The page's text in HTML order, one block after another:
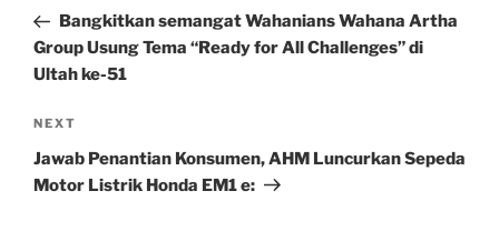
PostBangkitkan semangat Wahanians Wahana Artha
Group Usung Tema “Ready for All Challenges” di
Ultah ke-51
Next
Post
NEXT
Jawab Penantian Konsumen, AHM Luncurkan Sepeda
Motor Listrik Honda EM1 e: